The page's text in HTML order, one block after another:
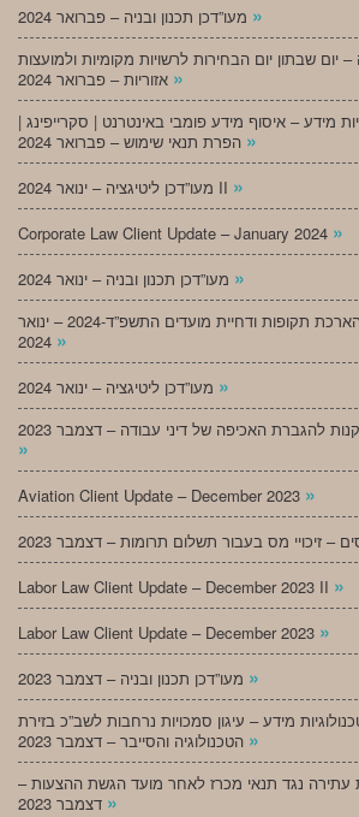
»
יום שבתון יום הבחירות לרשויות מקומיות ולמועצות
»
מידע – איסוף מידע פומבי באינטרנט | סקרייפינג |
»
מעו”דכן ליטיגציה – ינואר 2024 II »
Corporate Law Client Update – January 2024 »
»
מעו”דכן רגולציה – צו הארכת תקופות ודחיית מועדים התשפ”ד-2024 – ינואר
»
»
להגברת האכיפה של דיני עבודה – דצמבר 2023
»
Aviation Client Update – December 2023 »
Labor Law Client Update – December 2023 II »
Labor Law Client Update – December 2023 »
»
מידע – עיגון סמכויות נרחבות לשב”כ בזירת
»
עתירה נגד תנאי מכרז לאחר מועד הגשת ההצעות –
»